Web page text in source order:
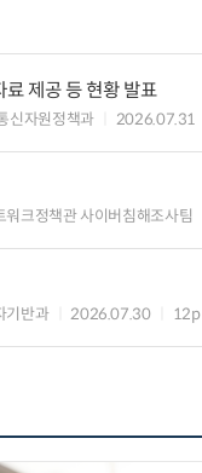
제공 등 현황 발표
신자원정책과 2026.07.31
크정책관 사이버침해조사팀
기반과 2026.07.30 12p